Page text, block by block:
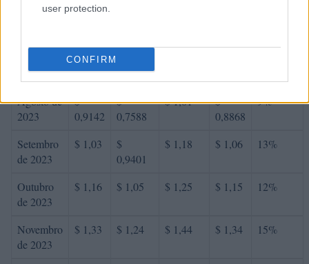
user protection.
CONFIRM
Junho de
$
2023
$
0,8387
0,7968
Agosto de
2023
$
0,9142
$
0,7588
$ 1,01
$
0,8868
9%
Setembro
de 2023
$ 1,03
$
0,9401
$ 1,18 $ 1,06 13%
Outubro
de 2023
$ 1,16 $ 1,05 $ 1,25 $ 1,15 12%
Novembro
de 2023
$ 1,33 $ 1,24 $ 1,44 $ 1,34 15%